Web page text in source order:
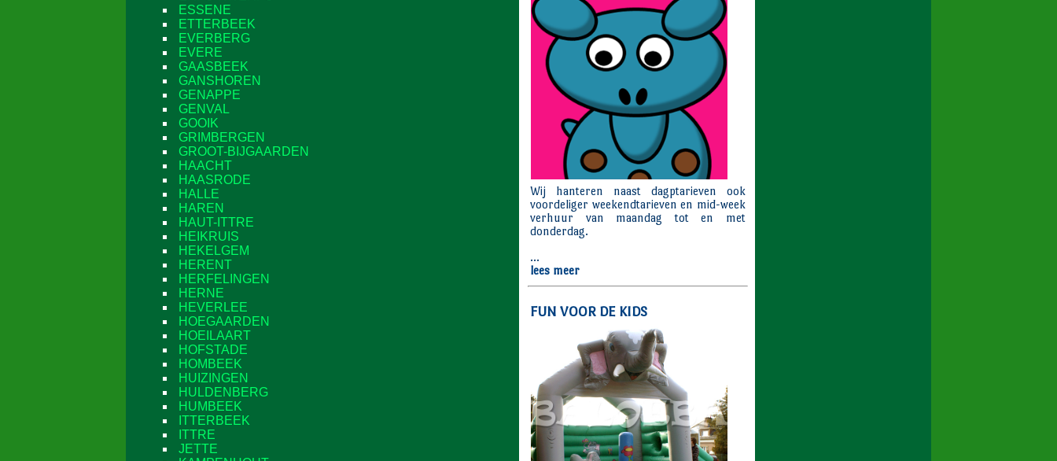
ESSENE
ETTERBEEK
EVERBERG
EVERE
GAASBEEK
GANSHOREN
GENAPPE
GENVAL
GOOIK
GRIMBERGEN
GROOT-BIJGAARDEN
HAACHT
HAASRODE
HALLE
HAREN
HAUT-ITTRE
HEIKRUIS
HEKELGEM
HERENT
HERFELINGEN
HERNE
HEVERLEE
HOEGAARDEN
HOEILAART
HOFSTADE
HOMBEEK
HUIZINGEN
HULDENBERG
HUMBEEK
ITTERBEEK
ITTRE
JETTE